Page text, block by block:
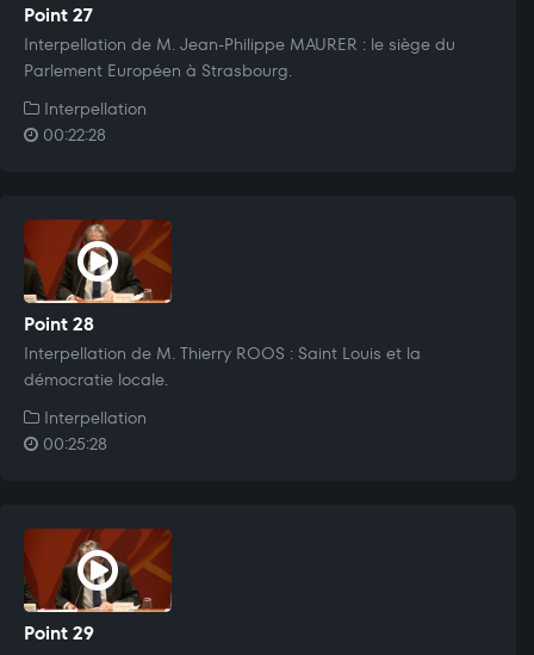
Point 27
Interpellation de M. Jean-Philippe MAURER : le siège du
Parlement Européen à Strasbourg.
Interpellation
00:22:28
Point 28
Interpellation de M. Thierry ROOS : Saint Louis et la
démocratie locale.
Interpellation
00:25:28
Point 29